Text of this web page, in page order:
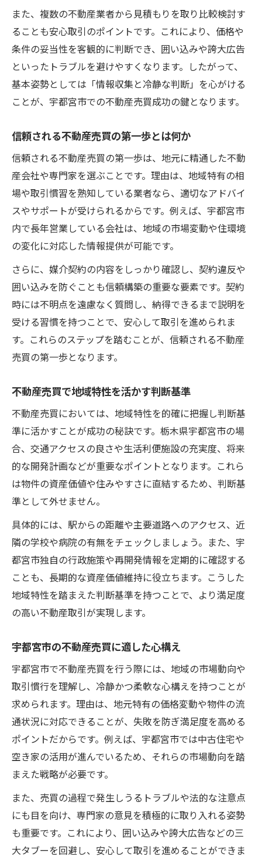
三大タブーの実例から学ぶ安心の不動産売
買
不動産の5ルールが取引を左右する理由
不動産売買を成功に導く5ルールの基本
取引を有利に進めるための5ルール活用法
不動産売買で5ルールが重要な理由とは
5ルールを理解した不動産売買の進め方
納得できる不動産売買の進め方と心構え
納得感ある不動産売買の手順と考え方
不動産売買で信頼関係を築くコツ
不動産売買の現地確認と比較検討の重要性
交渉で押さえたい不動産売買の工夫
安心できる不動産売買の判断ポイント
長く満足する家選びに欠かせないコツまとめ
不動産売買で後悔しない家選びのコツ
住みやすさを重視した不動産売買の考え方
不動産売買で重要な資産価値の見極め方
将来も安心な不動産売買のポイント
不動産売買で家族に合う住まい選びの工夫
また、複数の不動産業者から見積もりを取り比較検討す
ることも安心取引のポイントです。これにより、価格や
条件の妥当性を客観的に判断でき、囲い込みや誇大広告
といったトラブルを避けやすくなります。したがって、
基本姿勢としては「情報収集と冷静な判断」を心がける
ことが、宇都宮市での不動産売買成功の鍵となります。
信頼される不動産売買の第一歩とは何か
信頼される不動産売買の第一歩は、地元に精通した不動
産会社や専門家を選ぶことです。理由は、地域特有の相
場や取引慣習を熟知している業者なら、適切なアドバイ
スやサポートが受けられるからです。例えば、宇都宮市
内で長年営業している会社は、地域の市場変動や住環境
の変化に対応した情報提供が可能です。
さらに、媒介契約の内容をしっかり確認し、契約違反や
囲い込みを防ぐことも信頼構築の重要な要素です。契約
時には不明点を遠慮なく質問し、納得できるまで説明を
受ける習慣を持つことで、安心して取引を進められま
す。これらのステップを踏むことが、信頼される不動産
売買の第一歩となります。
不動産売買で地域特性を活かす判断基準
不動産売買においては、地域特性を的確に把握し判断基
準に活かすことが成功の秘訣です。栃木県宇都宮市の場
合、交通アクセスの良さや生活利便施設の充実度、将来
的な開発計画などが重要なポイントとなります。これら
は物件の資産価値や住みやすさに直結するため、判断基
準として外せません。
具体的には、駅からの距離や主要道路へのアクセス、近
隣の学校や病院の有無をチェックしましょう。また、宇
都宮市独自の行政施策や再開発情報を定期的に確認する
ことも、長期的な資産価値維持に役立ちます。こうした
地域特性を踏まえた判断基準を持つことで、より満足度
の高い不動産取引が実現します。
宇都宮市の不動産売買に適した心構え
宇都宮市で不動産売買を行う際には、地域の市場動向や
取引慣行を理解し、冷静かつ柔軟な心構えを持つことが
求められます。理由は、地元特有の価格変動や物件の流
通状況に対応できることが、失敗を防ぎ満足度を高める
ポイントだからです。例えば、宇都宮市では中古住宅や
空き家の活用が進んでいるため、それらの市場動向を踏
まえた戦略が必要です。
また、売買の過程で発生しうるトラブルや法的な注意点
にも目を向け、専門家の意見を積極的に取り入れる姿勢
も重要です。これにより、囲い込みや誇大広告などの三
大タブーを回避し、安心して取引を進めることができま